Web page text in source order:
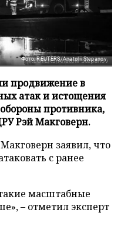
Фото: REUTERS/Anatolii Stepanov
продвижение в
атак и истощения
противника,
Рэй Макговерн.
заявил, что
с ранее
масштабные
– отметил эксперт